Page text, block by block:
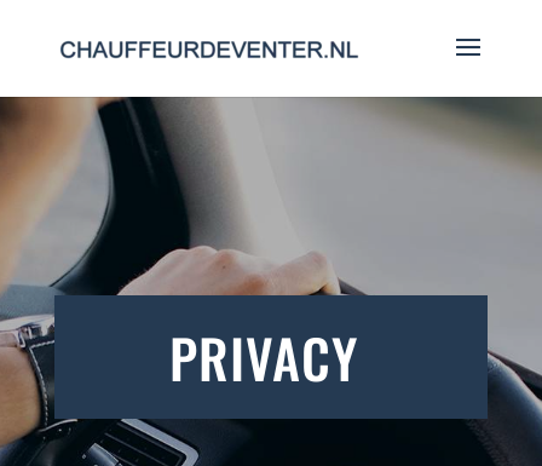
PRIVACY